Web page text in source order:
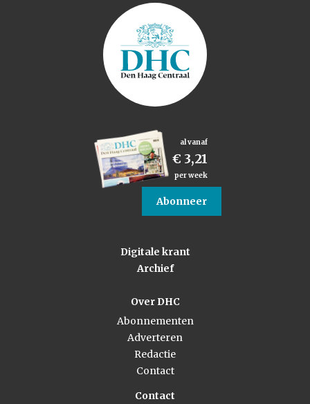
al vanaf
€ 3,21
per week
Abonneer
Digitale krant
Archief
Over DHC
Abonnementen
Adverteren
Redactie
Contact
Contact